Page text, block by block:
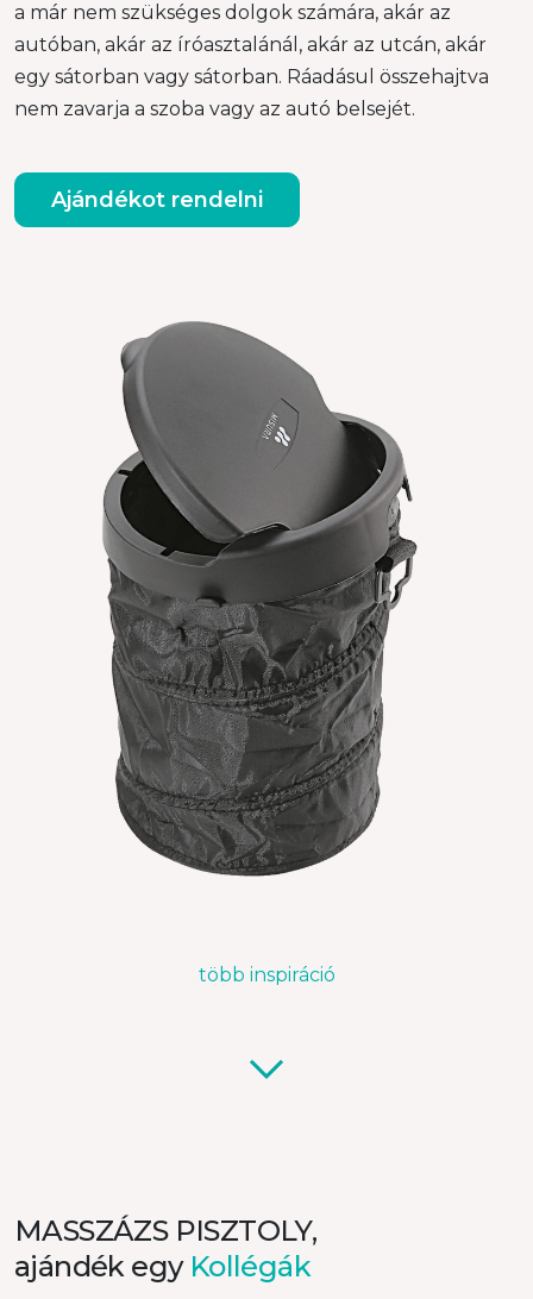
a már nem szükséges dolgok számára, akár az
autóban, akár az íróasztalánál, akár az utcán, akár
egy sátorban vagy sátorban. Ráadásul összehajtva
nem zavarja a szoba vagy az autó belsejét.
Ajándékot rendelni
több inspiráció
MASSZÁZS PISZTOLY,
ajándék egy Kollégák